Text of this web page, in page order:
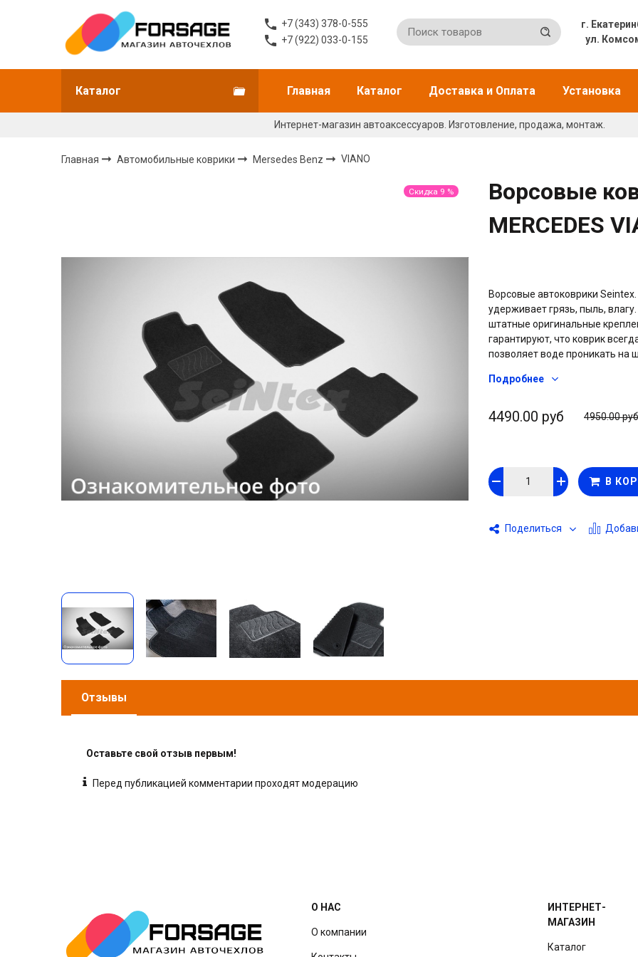
г.
ул.
+7 (343) 378-0-555
+7 (922) 033-0-155
Каталог Главная Каталог Доставка и Оплата Установка
Интернет-магазин автоаксессуаров. Изготовление, продажа, монтаж.
Главная Автомобильные коврики Mersedes Benz VIANO
Скидка 9 %
Ворсовые
MERCEDES
Ворсовые автоковрики
удерживает грязь, пыль,
штатные оригинальные
гарантируют, что коврик
позволяет воде проникать на
коврике «подпятник» -
и дополнительную прочность
Подробнее
4490.00 руб 4950.00 руб
В
Поделиться
Отзывы
Оставьте свой отзыв первым!
Перед публикацией комментарии проходят модерацию
О НАС
О компании
ИНТЕРНЕТ-
МАГАЗИН
Каталог